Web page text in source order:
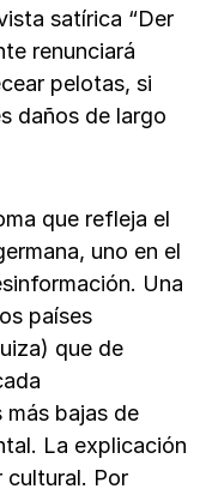
satírica “Der
renunciará
pelotas, si
daños de largo
que refleja el
uno en el
Una
países
que de
más bajas de
La explicación
cultural. Por